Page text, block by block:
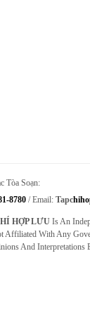
Tòa Soạn:
8780 / Email: Tapc
HỢP LƯU Is An
Affiliated With Any
And Interpretations